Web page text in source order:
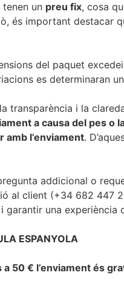
tenen un preu fix, cosa
és important destacar
del paquet
es determinaran
transparència i la
a causa del pes
amb l’enviament.
addicional o
al client (+34 682 447
garantir una experiència
ESPANYOLA
50 € l’enviament és